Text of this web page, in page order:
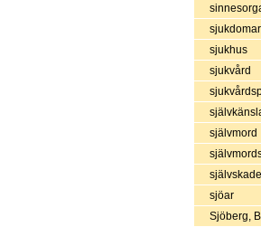
sjukdomar
sjukhus
sjukvård
självmord
sjöar
Sjöberg,